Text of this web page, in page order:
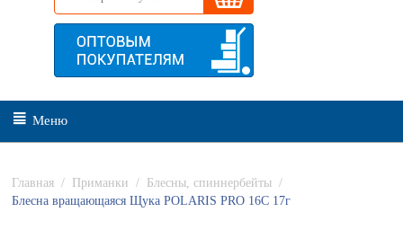
Меню
Главная / Приманки / Блесны, спиннербейты /
Блесна вращающаяся Щука POLARIS PRO 16C 17г